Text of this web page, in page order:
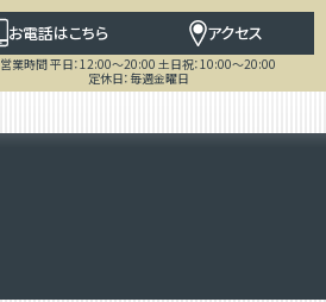
お電話はこちら アクセス
営業時間 平日：12:00～20:00 土日祝：10:00～20:00
定休日：毎週金曜日